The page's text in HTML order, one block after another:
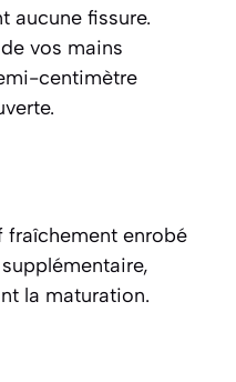
aucune fissure.
vos mains
centimètre
fraîchement enrobé
la maturation.